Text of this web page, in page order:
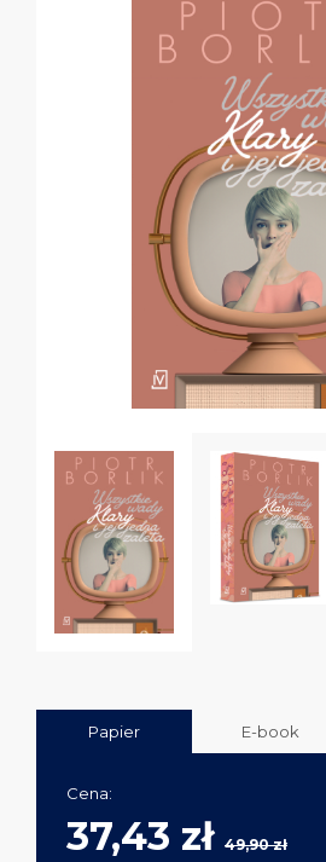
Papier E-book
Cena:
37,43 zł 49,90 zł